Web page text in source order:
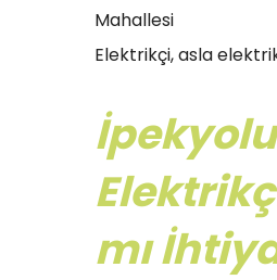
Mahallesi
Elektrikçi, asla
mı